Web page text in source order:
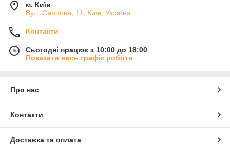
м. Київ
Вул. Серпова, 11, Київ, Україна
Контакти
Сьогодні працює з 10:00 до 18:00
Показати весь графік роботи
Про нас
Контакти
Доставка та оплата